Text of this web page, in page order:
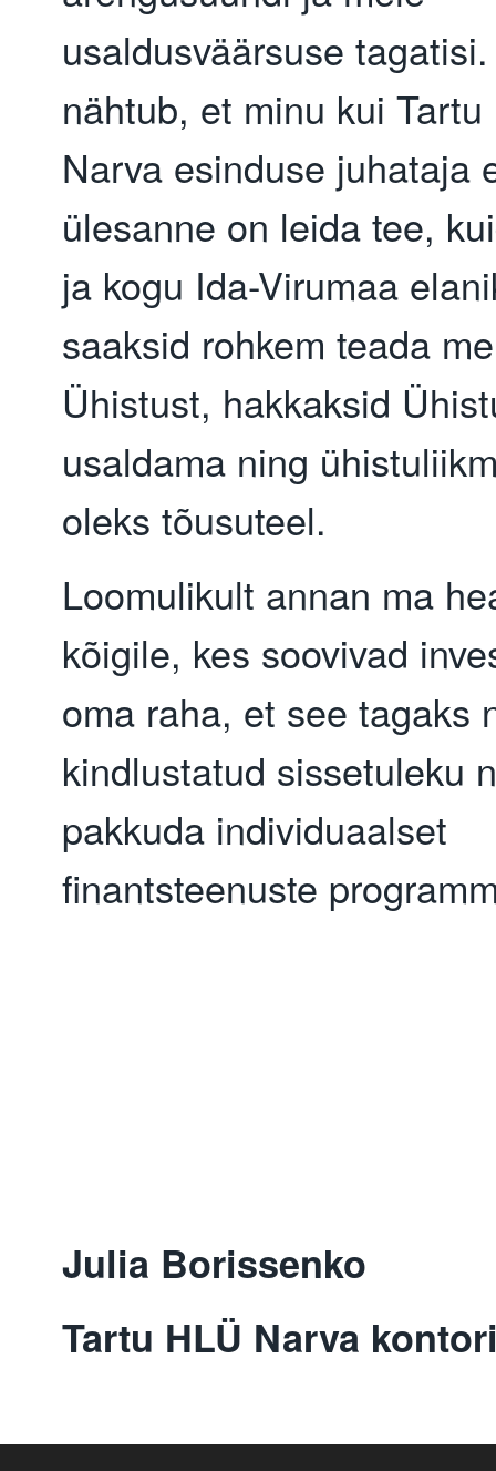
usaldusväärsuse
nähtub, et minu kui Tartu
Narva esinduse juhataja
ülesanne on leida tee,
ja kogu Ida-Virumaa
saaksid rohkem teada
Ühistust, hakkaksid
usaldama ning
oleks tõusuteel.
Loomulikult annan ma
kõigile, kes soovivad
oma raha, et see tagaks
kindlustatud sissetuleku
pakkuda individuaalset
finantsteenuste
Julia Borissenko
Tartu HLÜ Narva